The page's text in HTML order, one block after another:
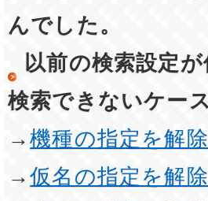
んでした。
以前の検索設定
検索できないケー
→機種の指定を解除
→仮名の指定を解除